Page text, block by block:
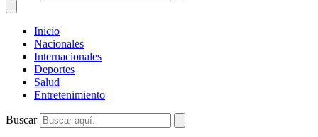
Inicio
Nacionales
Internacionales
Deportes
Salud
Entretenimiento
Buscar